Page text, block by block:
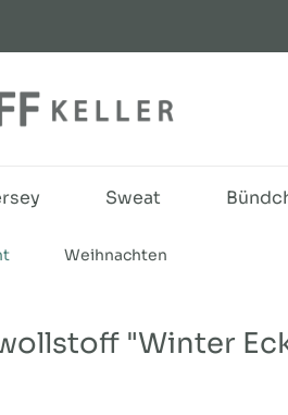
Sweat
Weihnachten
"Winter